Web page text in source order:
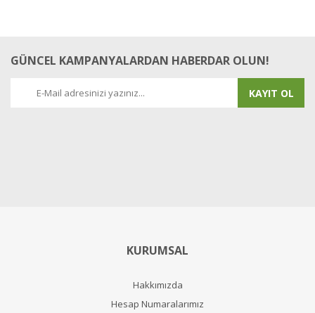
GÜNCEL KAMPANYALARDAN HABERDAR OLUN!
KAYIT OL
KURUMSAL
Hakkımızda
Hesap Numaralarımız